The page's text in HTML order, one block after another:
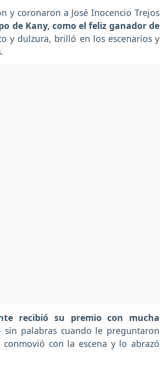
y coronaron a José Inocencio Trejos
de Kany, como el feliz ganador de
y dulzura, brilló en los escenarios y
recibió su premio con mucha
palabras cuando le preguntaron
con la escena y lo abrazó